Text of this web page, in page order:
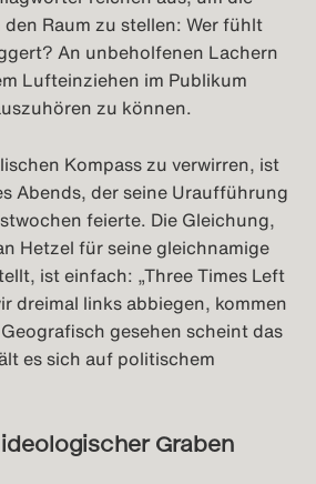
Raum zu stellen: Wer fühlt
An unbeholfenen Lachern
Lufteinziehen im Publikum
zu können.
Kompass zu verwirren, ist
Abends, der seine Uraufführung
feierte. Die Gleichung,
Hetzel für seine gleichnamige
ist einfach: „Three Times Left
dreimal links abbiegen, kommen
gesehen scheint das
es sich auf politischem
Graben